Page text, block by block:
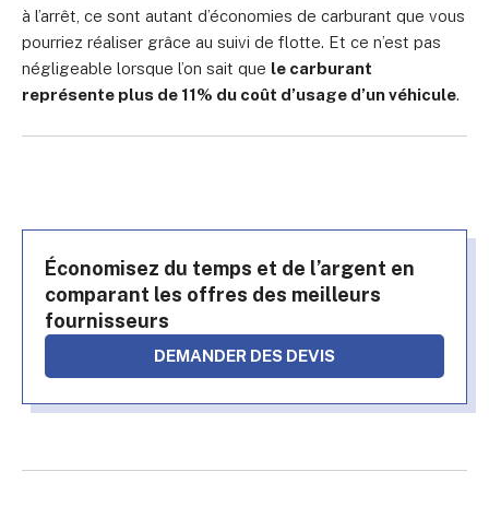
à l’arrêt, ce sont autant d’économies de carburant que vous
pourriez réaliser grâce au suivi de flotte. Et ce n’est pas
négligeable lorsque l’on sait que le carburant
représente plus de 11% du coût d’usage d’un véhicule.
Économisez du temps et de l’argent en
comparant les offres des meilleurs
fournisseurs
DEMANDER DES DEVIS